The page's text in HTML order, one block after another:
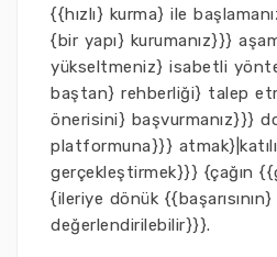
{{hızlı} kurma} ile
{bir yapı} kurumanız}}}
yükseltmeniz} isabetli
baştan} rehberliği} talep
önerisini} başvurmanız}}}
platformuna}}}
gerçekleştirmek}}} {çağın
{ileriye dönük
değerlendirilebilir}}}.